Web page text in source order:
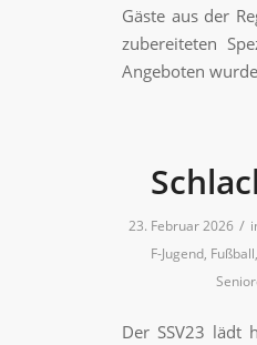
Gäste aus der
zubereiteten
Angeboten
23. Februar 2026 /
F-Jugend, Fußball,
Der SSV23 lädt